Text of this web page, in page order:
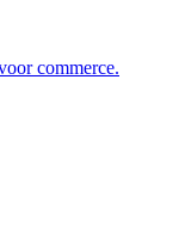
commerce.